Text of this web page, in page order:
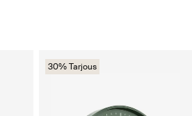
30% Tarjous